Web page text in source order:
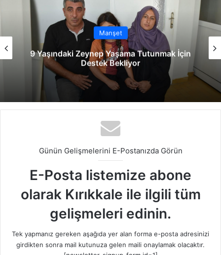
esi
m
Manşet
9 Yaşındaki Zeynep Yaşama Tutunmak İçin
Destek Bekliyor
Günün Gelişmelerini E-Postanızda Görün
E-Posta listemize abone
olarak Kırıkkale ile ilgili tüm
gelişmeleri edinin.
Tek yapmanız gereken aşağıda yer alan forma e-posta adresinizi
girdikten sonra mail kutunuza gelen maili onaylamak olacaktır.